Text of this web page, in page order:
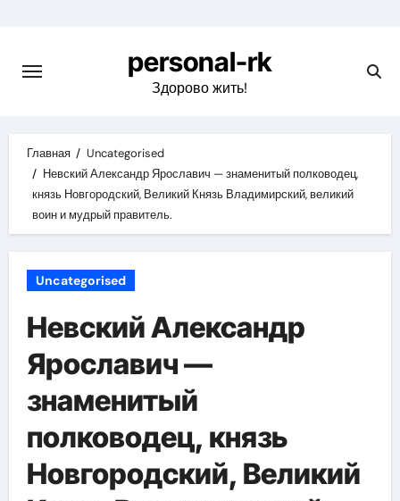
содержимому
personal-rk
Здорово жить!
Главная
Uncategorised
Невский Александр Ярославич — знаменитый полководец,
князь Новгородский, Великий Князь Владимирский, великий
воин и мудрый правитель.
Uncategorised
Невский Александр
Ярославич —
знаменитый
полководец, князь
Новгородский, Великий